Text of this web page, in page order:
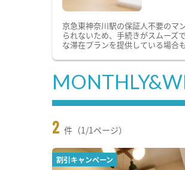
京急東神奈川駅の保証人不要のマ
られないため、手続きがスムーズ
な滞在プランを提供している場合
2 件（1/1ページ）
割引キャンペーン